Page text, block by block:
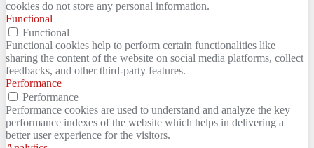
cookies do not store any personal information.
Functional
Functional
Functional cookies help to perform certain functionalities like
sharing the content of the website on social media platforms, collect
feedbacks, and other third-party features.
Performance
Performance
Performance cookies are used to understand and analyze the key
performance indexes of the website which helps in delivering a
better user experience for the visitors.